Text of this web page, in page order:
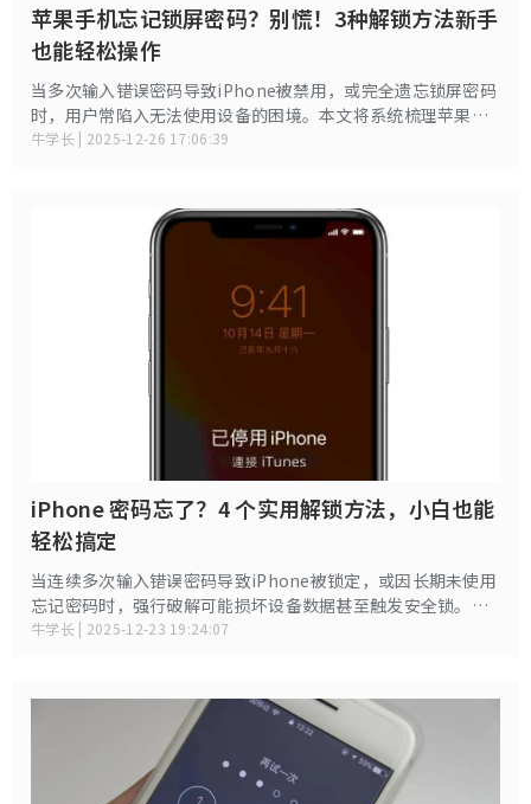
苹果手机忘记锁屏密码？别慌！3种解锁方法新手
也能轻松操作
当多次输入错误密码导致iPhone被禁用，或完全遗忘锁屏密码
时，用户常陷入无法使用设备的困境。本文将系统梳理苹果官
方提供的解锁方案，涵盖不同场景下的操作流程，帮助用户安
牛学长 | 2025-12-26 17:06:39
iPhone 密码忘了？4 个实用解锁方法，小白也能
轻松搞定
当连续多次输入错误密码导致iPhone被锁定，或因长期未使用
忘记密码时，强行破解可能损坏设备数据甚至触发安全锁。本
文将详细介绍苹果官方推荐的4种安全解锁方法，帮助您在不丢
牛学长 | 2025-12-23 19:24:07